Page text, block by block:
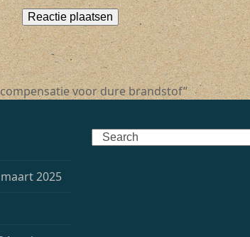
voor dure brandstof”
2025
Search